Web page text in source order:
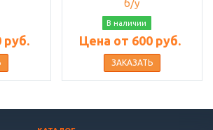
руб.
б/у
В наличии
Цена от 600 руб.
ЗАКАЗАТЬ